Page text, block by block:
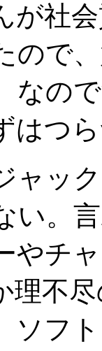
が社
ので
なの
はつ
ャッ
い。
やチ
理不
ソフ